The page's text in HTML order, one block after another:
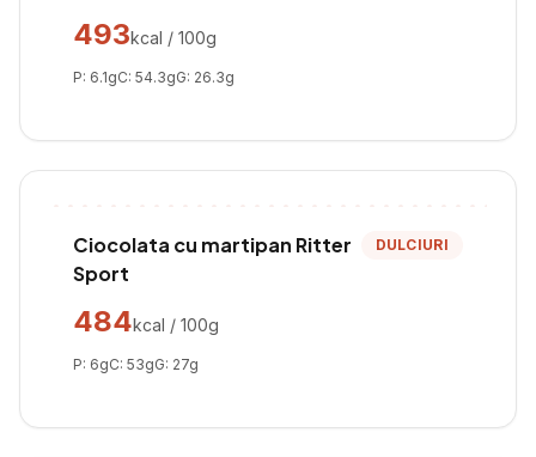
493kcal / 100g
P: 6.1gC: 54.3gG: 26.3g
Ciocolata cu martipan Ritter
Sport
DULCIURI
484kcal / 100g
P: 6gC: 53gG: 27g